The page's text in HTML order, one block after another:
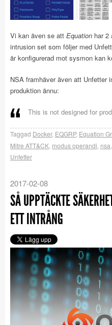
Vi kan även se att Equation har 2
intrusion set som följer med
är konfigurerad mot sysmon kan
NSA framhäver även att Unfetter
produktion ännu:
This is not designed for
Taggad Docker, EQGRP, Equation
Mitre ATT&CK modus operandi nsa
Unfetter
2017-02-08
SÅ UPPTÄCKTE
ETT INTRÅNG